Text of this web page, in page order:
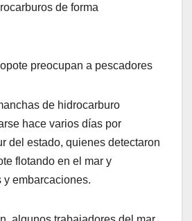
de forma
preocupan a pescadores
de hidrocarburo
hace varios días por
del estado, quienes detectaron
flotando en el mar y
y embarcaciones.